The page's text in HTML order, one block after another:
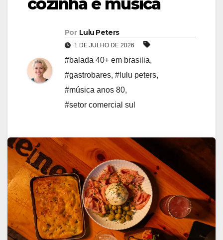
Por Lulu Peters
1 DE JULHO DE 2026
#balada 40+ em brasilia,
#gastrobares, #lulu peters,
#música anos 80,
#setor comercial sul